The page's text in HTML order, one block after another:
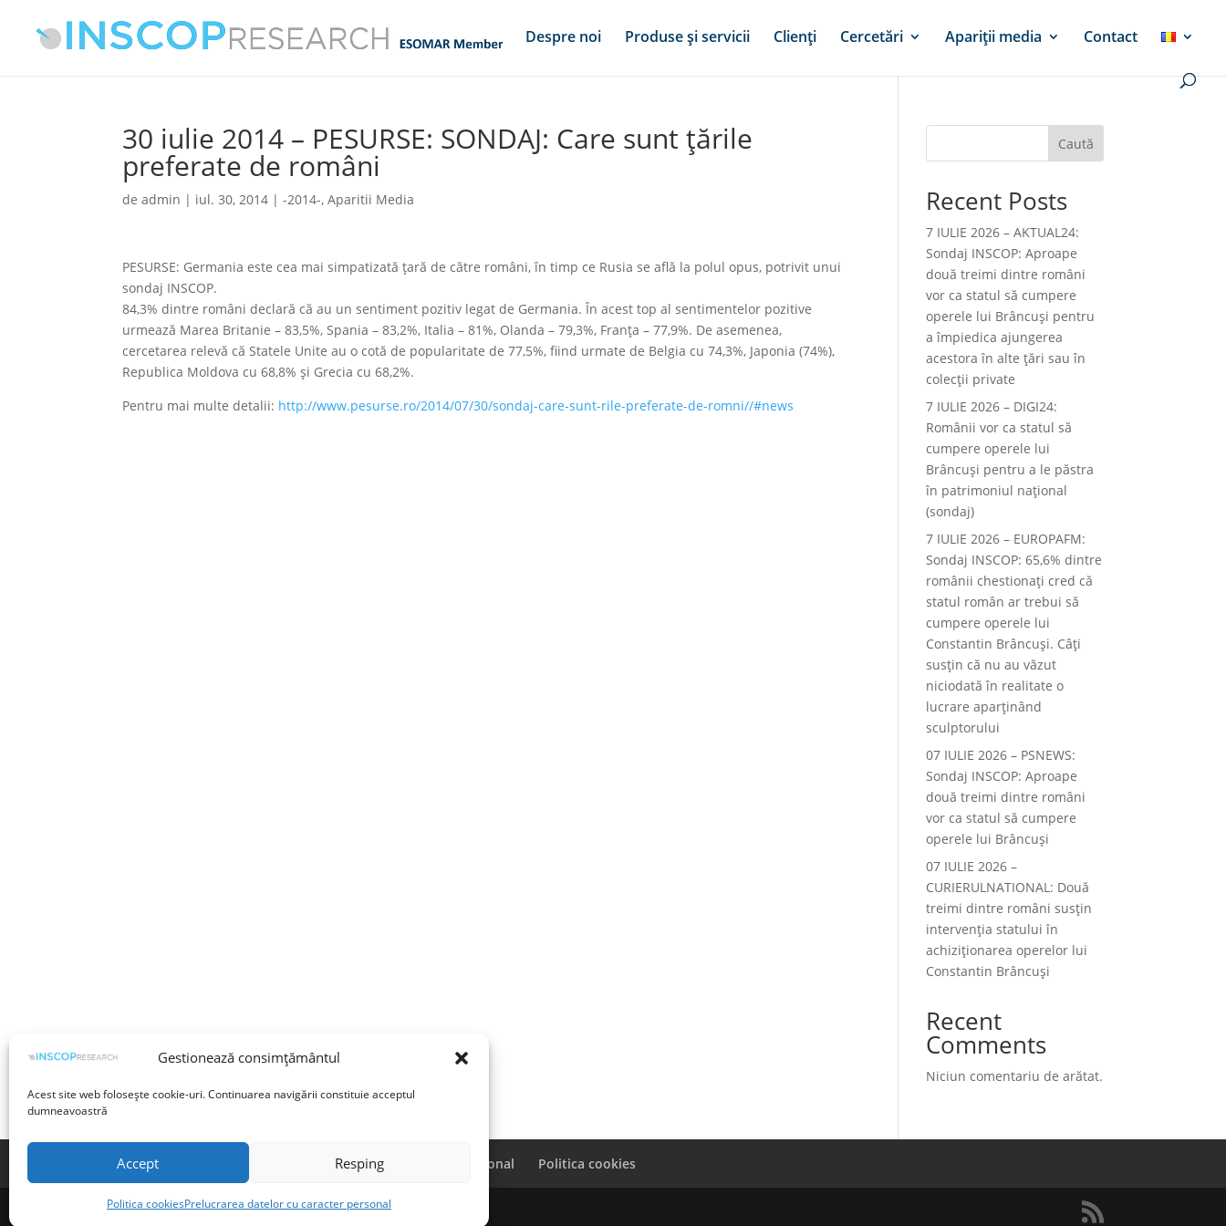
Gestionează consimțământul
Acest site web folosește cookie-uri. Continuarea navigării constituie acceptul
dumneavoastră
Accept Resping
Politica cookiesPrelucrarea datelor cu caracter personal
Despre noi Produse și servicii Clienți Cercetări Apariții media Contact
30 iulie 2014 – PESURSE: SONDAJ: Care sunt ţările
preferate de români
deadmin | iul. 30, 2014 |-2014-,Aparitii Media
PESURSE: Germania este cea mai simpatizată ţară de către români, în timp ce Rusia se află la polul opus, potrivit unui
sondaj INSCOP.
84,3% dintre români declară că au un sentiment pozitiv legat de Germania. În acest top al sentimentelor pozitive
urmează Marea Britanie – 83,5%, Spania – 83,2%, Italia – 81%, Olanda – 79,3%, Franţa – 77,9%. De asemenea,
cercetarea relevă că Statele Unite au o cotă de popularitate de 77,5%, fiind urmate de Belgia cu 74,3%, Japonia (74%),
Republica Moldova cu 68,8% şi Grecia cu 68,2%.
Pentru mai multe detalii: http://www.pesurse.ro/2014/07/30/sondaj-care-sunt-rile-preferate-de-romni//#news
Caută
Recent Posts
7 IULIE 2026 – AKTUAL24:
Sondaj INSCOP: Aproape
două treimi dintre români
vor ca statul să cumpere
operele lui Brâncuşi pentru
a împiedica ajungerea
acestora în alte ţări sau în
colecţii private
7 IULIE 2026 – DIGI24:
Românii vor ca statul să
cumpere operele lui
Brâncuși pentru a le păstra
în patrimoniul național
(sondaj)
7 IULIE 2026 – EUROPAFM:
Sondaj INSCOP: 65,6% dintre
românii chestionați cred că
statul român ar trebui să
cumpere operele lui
Constantin Brâncuși. Câți
susțin că nu au văzut
niciodată în realitate o
lucrare aparținând
sculptorului
07 IULIE 2026 – PSNEWS:
Sondaj INSCOP: Aproape
două treimi dintre români
vor ca statul să cumpere
operele lui Brâncuși
07 IULIE 2026 –
CURIERULNATIONAL: Două
treimi dintre români susțin
intervenția statului în
achiziționarea operelor lui
Constantin Brâncuși
Recent
Comments
Niciun comentariu de arătat.
Termeni și condiții Prelucrarea datelor cu caracter personal Politica cookies
©INSCOP Research